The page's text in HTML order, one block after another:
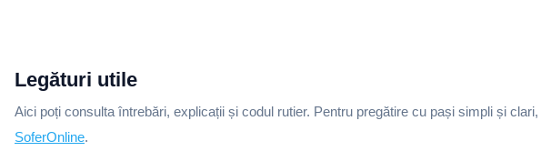
Legături utile
Aici poți consulta întrebări, explicații și codul rutier. Pentru pregătire cu pași simpli și clari,
SoferOnline.